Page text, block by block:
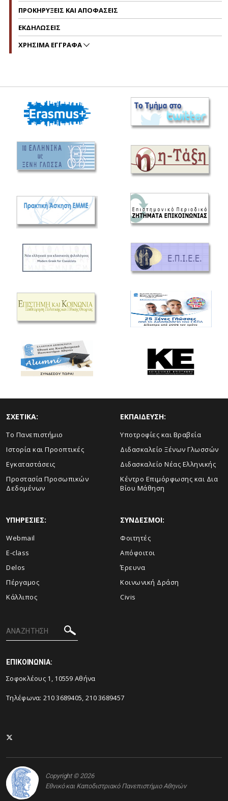
ΠΡΟΚΗΡΥΞΕΙΣ ΚΑΙ ΑΠΟΦΑΣΕΙΣ
ΕΚΔΗΛΩΣΕΙΣ
ΧΡΗΣΙΜΑ ΕΓΓΡΑΦΑ
ΣΧΕΤΙΚΑ:
To Πανεπιστήμιο
Ιστορία και Προοπτικές
Εγκαταστάσεις
Προστασία Προσωπικών
Δεδομένων
ΕΚΠΑΙΔΕΥΣΗ:
Υποτροφίες και Βραβεία
Διδασκαλείο Ξένων Γλωσσών
Διδασκαλείο Νέας Ελληνικής
Κέντρο Επιμόρφωσης και Δια
Βίου Μάθηση
ΥΠΗΡΕΣΙΕΣ:
Webmail
E-class
Delos
Πέργαμος
Κάλλιπος
ΣΥΝΔΕΣΜΟΙ:
Φοιτητές
Απόφοιτοι
Έρευνα
Κοινωνική Δράση
Civis
ΕΠΙΚΟΙΝΩΝΙΑ:
Σοφοκλέους 1, 10559 Αθήνα
Τηλέφωνα: 210 3689405, 210 3689457
Copyright © 2026
Εθνικό και Καποδιστριακό Πανεπιστήμιο Αθηνών